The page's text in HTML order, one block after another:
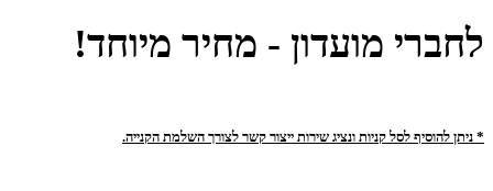
לחברי מועדון - מחיר מיוחד!
* ניתן להוסיף לסל קניות ונציג שירות ייצור קשר לצורך השלמת הקנייה.